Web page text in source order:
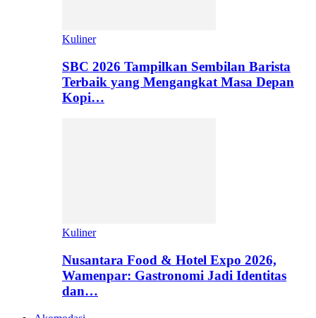
Kuliner
SBC 2026 Tampilkan Sembilan Barista
Terbaik yang Mengangkat Masa Depan
Kopi…
Kuliner
Nusantara Food & Hotel Expo 2026,
Wamenpar: Gastronomi Jadi Identitas
dan…